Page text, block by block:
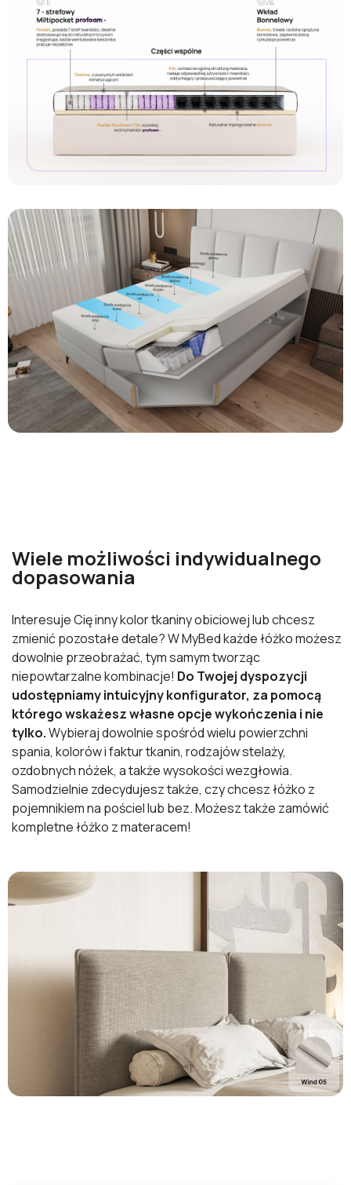
Wiele możliwości indywidualnego
dopasowania
Interesuje Cię inny kolor tkaniny obiciowej lub chcesz
zmienić pozostałe detale? W MyBed każde łóżko możesz
dowolnie przeobrażać, tym samym tworząc
niepowtarzalne kombinacje! Do Twojej dyspozycji
udostępniamy intuicyjny konfigurator, za pomocą
którego wskażesz własne opcje wykończenia i nie
tylko.Wybieraj dowolnie spośród wielu powierzchni
spania, kolorów i faktur tkanin, rodzajów stelaży,
ozdobnych nóżek, a także wysokości wezgłowia.
Samodzielnie zdecydujesz także, czy chcesz łóżko z
pojemnikiem na pościel lub bez. Możesz także zamówić
kompletne łóżko z materacem!